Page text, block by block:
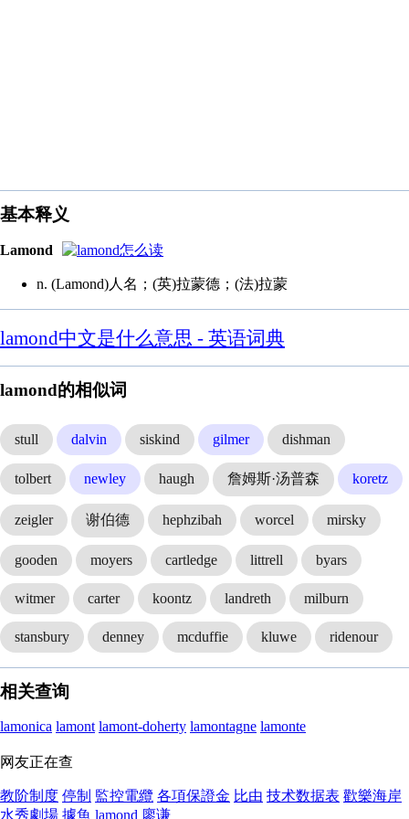
基本释义
Lamond
n. (Lamond)人名；(英)拉蒙德；(法)拉蒙
lamond中文是什么意思 - 英语词典
lamond的相似词
stull dalvin siskind gilmer dishman
tolbert newley haugh 詹姆斯·汤普森 koretz
zeigler 谢伯德 hephzibah worcel mirsky
gooden moyers cartledge littrell byars
witmer carter koontz landreth milburn
stansbury denney mcduffie kluwe ridenour
相关查询
lamonica lamont lamont-doherty lamontagne lamonte
网友正在查
教阶制度 停制 監控電纜 各項保證金 比由 技术数据表 歡樂海岸
水秀劇場 據魚 lamond 廖谦